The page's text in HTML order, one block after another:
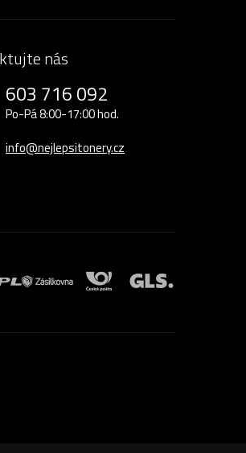
nás
603 716 092
Po-Pá 8:00-17:00 hod.
info@nejlepsitonery.cz